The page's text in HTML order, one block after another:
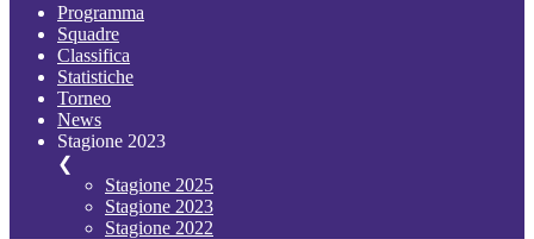
Programma
Squadre
Classifica
Statistiche
Torneo
News
Stagione 2023
❮
Stagione 2025
Stagione 2023
Stagione 2022